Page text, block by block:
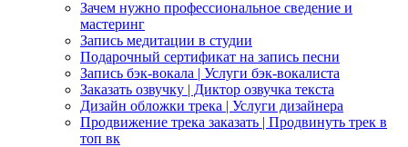
Зачем нужно профессиональное сведение и
мастеринг
Запись медитации в студии
Подарочный сертификат на запись песни
Запись бэк-вокала | Услуги бэк-вокалиста
Заказать озвучку | Диктор озвучка текста
Дизайн обложки трека | Услуги дизайнера
Продвижение трека заказать | Продвинуть трек в
топ вк